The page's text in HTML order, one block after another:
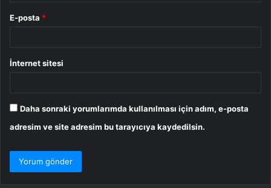
E-posta *
İnternet sitesi
Daha sonraki yorumlarımda kullanılması için adım, e-posta
adresim ve site adresim bu tarayıcıya kaydedilsin.